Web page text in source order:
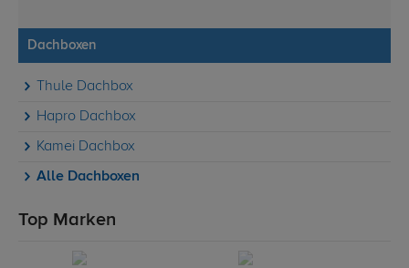
Dachboxen
Thule Dachbox
Hapro Dachbox
Kamei Dachbox
Alle Dachboxen
Top Marken